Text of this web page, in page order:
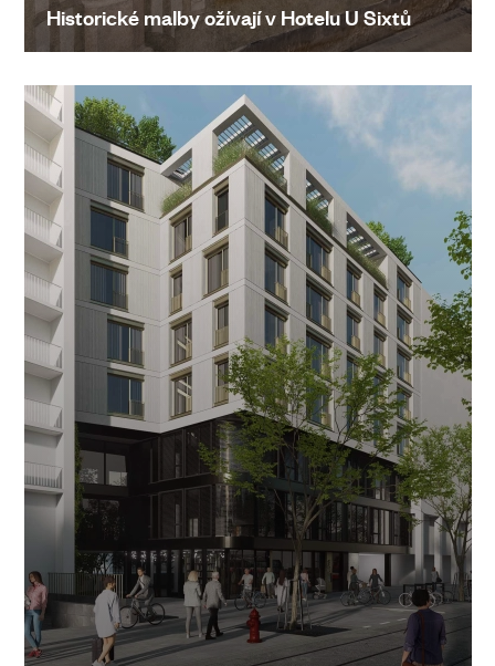
Historické malby ožívají v Hotelu U Sixtů